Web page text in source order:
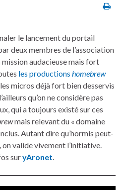
le lancement du portail
deux membres de l’association
mission audacieuse mais fort
les productions homebrew
micros déjà fort bien desservis
qu’on ne considère pas
qui a toujours existé sur ces
mais relevant du « domaine
Autant dire qu’hormis peut-
, on valide vivement l’initiative.
suryAronet.